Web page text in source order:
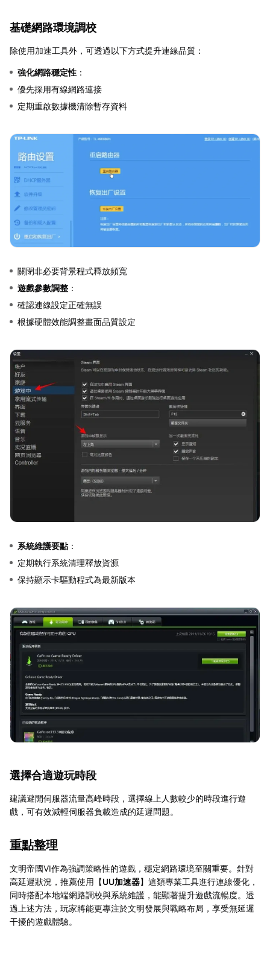
基礎網路環境調校
除使用加速工具外，可透過以下方式提升連線品質：
強化網路穩定性 ：
優先採用有線網路連接
定期重啟數據機清除暫存資料
關閉非必要背景程式釋放頻寬
遊戲參數調整 ：
確認連線設定正確無誤
根據硬體效能調整畫面品質設定
系統維護要點：
定期執行系統清理釋放資源
保持顯示卡驅動程式為最新版本
選擇合適遊玩時段
建議避開伺服器流量高峰時段，選擇線上人數較少的時段進行遊
戲，可有效減輕伺服器負載造成的延遲問題。
重點整理
文明帝國VI作為強調策略性的遊戲，穩定網路環境至關重要。針對
高延遲狀況，推薦使用【UU加速器】這類專業工具進行連線優化，
同時搭配本地端網路調校與系統維護，能顯著提升遊戲流暢度。透
過上述方法，玩家將能更專注於文明發展與戰略布局，享受無延遲
干擾的遊戲體驗。